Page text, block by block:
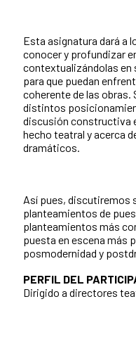
Esta asignatura dará a
conocer y profundizar
contextualizándolas
para que puedan
coherente de las obras.
distintos
discusión constructiva
hecho teatral y acerca
dramáticos.
Así pues, discutiremos
planteamientos de
planteamientos más
puesta en escena más
posmodernidad y
PERFIL DEL
Dirigido a directores